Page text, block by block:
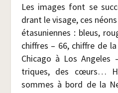
Les images font se
drant le visage, ces
éta­su­niennes : bleus,
chiffres – 66, chiffre de
Chi­ca­go à Los
triques, des cœurs…
sommes à bord de la